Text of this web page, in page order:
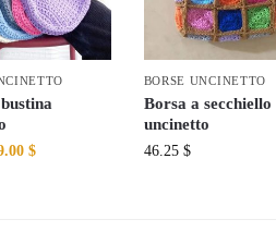
$
BORSE UNCINETTO
Borsa a secchiello
uncinetto
46.25 $